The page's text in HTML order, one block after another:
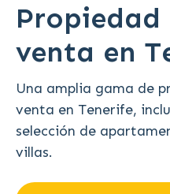
Propiedad
venta en
Una amplia gama de
venta en Tenerife,
selección de
villas.